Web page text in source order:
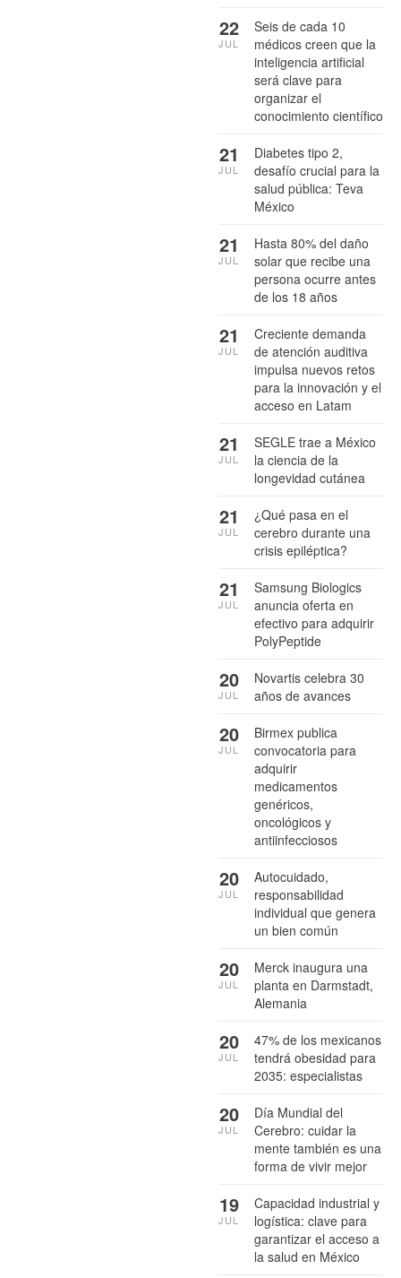
Seis de cada 10
médicos creen que la
inteligencia artificial
será clave para
organizar el
conocimiento científico
22
JUL
Diabetes tipo 2,
desafío crucial para la
salud pública: Teva
México
21
JUL
Hasta 80% del daño
solar que recibe una
persona ocurre antes
de los 18 años
21
JUL
Creciente demanda
de atención auditiva
impulsa nuevos retos
para la innovación y el
acceso en Latam
21
JUL
SEGLE trae a México
la ciencia de la
longevidad cutánea
21
JUL
¿Qué pasa en el
cerebro durante una
crisis epiléptica?
21
JUL
Samsung Biologics
anuncia oferta en
efectivo para adquirir
PolyPeptide
21
JUL
Novartis celebra 30
años de avances
20
JUL
Birmex publica
convocatoria para
adquirir
medicamentos
genéricos,
oncológicos y
antiinfecciosos
20
JUL
Autocuidado,
responsabilidad
individual que genera
un bien común
20
JUL
Merck inaugura una
planta en Darmstadt,
Alemania
20
JUL
47% de los mexicanos
tendrá obesidad para
2035: especialistas
20
JUL
Día Mundial del
Cerebro: cuidar la
mente también es una
forma de vivir mejor
20
JUL
Capacidad industrial y
logística: clave para
garantizar el acceso a
la salud en México
19
JUL